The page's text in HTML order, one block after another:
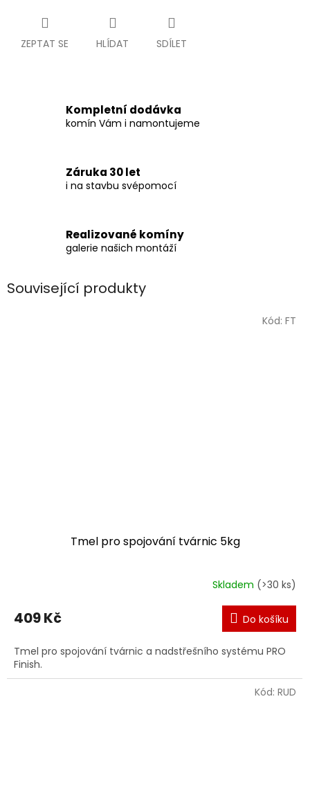
ZEPTAT SE HLÍDAT SDÍLET
Kompletní dodávka
komín Vám i namontujeme
Záruka 30 let
i na stavbu svépomocí
Realizované komíny
galerie našich montáží
Související produkty
Tmel pro spojování tvárnic 5kg
Skladem (>30 ks)
409 Kč Do košíku
Tmel pro spojování tvárnic a nadstřešního systému PRO
Finish.
Kód: FT
Kód: RUD